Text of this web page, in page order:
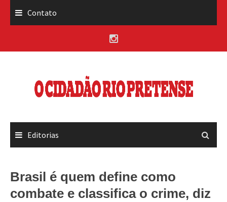
Contato
Editorias
Brasil é quem define como
combate e classifica o crime, diz